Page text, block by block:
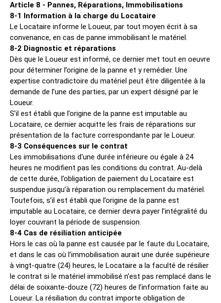
Article 8 - Pannes, Réparations, Immobilisations
8-1 Information à la charge du Locataire
Le Locataire informe le Loueur, par tout moyen écrit à sa
convenance, en cas de panne immobilisant le matériel.
8-2 Diagnostic et réparations
Dès que le Loueur est informé, ce dernier met tout en oeuvre
pour déterminer l’origine de la panne et y remédier. Une
expertise contradictoire du matériel peut être diligentée à la
demande de l’une des parties, par un expert désigné par le
Loueur.
S’il est établi que l’origine de la panne est imputable au
Locataire, ce dernier acquitte les frais de réparations sur
présentation de la facture correspondante par le Loueur.
8-3 Conséquences sur le contrat
Les immobilisations d'une durée inférieure ou égale à 24
heures ne modifient pas les conditions du contrat. Au-delà
de cette durée, l’obligation de paiement du Locataire est
suspendue jusqu’à réparation ou remplacement du matériel.
Toutefois, s’il est établi que l’origine de la panne est
imputable au Locataire, ce dernier devra payer l’intégralité du
loyer couvrant la période de suspension.
8-4 Cas de résiliation anticipée
Hors le cas où la panne est causée par le faute du Locataire,
et dans le cas où l’immobilisation aurait une durée supérieure
à vingt-quatre (24) heures, le Locataire a la faculté de résilier
le contrat si le matériel immobilisé n'est pas remplacé dans le
délai de soixante-douze (72) heures de l’information faite au
Loueur. La résiliation du contrat importe obligation de